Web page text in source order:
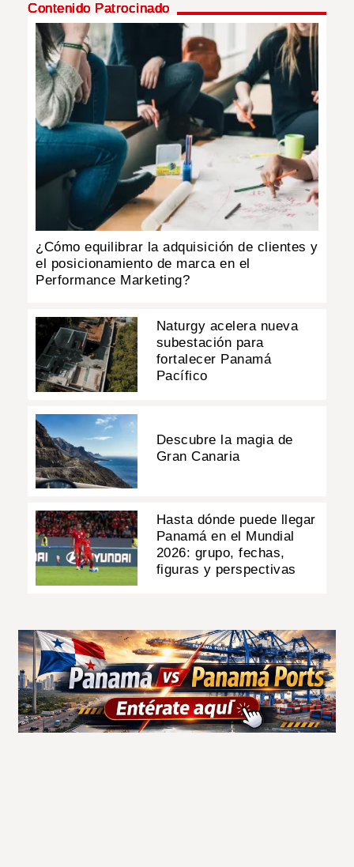
Contenido Patrocinado
¿Cómo equilibrar la adquisición de clientes y
el posicionamiento de marca en el
Performance Marketing?
Naturgy acelera nueva
subestación para
fortalecer Panamá
Pacífico
Descubre la magia de
Gran Canaria
Hasta dónde puede llegar
Panamá en el Mundial
2026: grupo, fechas,
figuras y perspectivas